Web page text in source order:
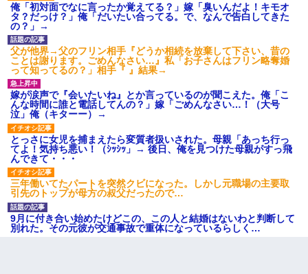
【衝撃】嫁父の会社に勤続１０年、手取り１４万 → 俺「２２万も
らえる会社から誘われた。転職したい」義父「クビ！（激怒」嫁
「離婚！（激怒」
俺「初対面でなに言ったか覚えてる？」嫁「臭いんだよ！キモオ
タ？だっけ？」俺「だいたい合ってる。で、なんで告白してきた
の？」→
父が他界→父のフリン相手『どうか相続を放棄して下さい、昔の
ことは謝ります。ごめんなさい…』私「お子さんはフリン略奪婚
って知ってるの？」相手『 』結果→
嫁が涙声で『会いたいね』とか言っているのが聞こえた。俺「こ
んな時間に誰と電話してんの？」嫁「ごめんなさい…！（大号
泣」俺（キターー）→
とっさに女児を捕まえたら変質者扱いされた。母親「あっち行っ
てよ！気持ち悪い！（ｼｯｼｯ」→ 後日、俺を見つけた母親がすっ飛
んできて・・・
三年働いてたパートを突然クビになった。しかし元職場の主要取
引先のトップが母方の叔父だったので…
9月に付き合い始めたけどこの、この人と結婚はないわと判断して
別れた。その元彼が交通事故で重体になっているらしく…